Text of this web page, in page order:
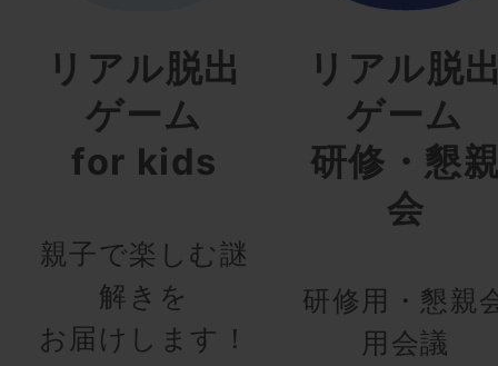
リアル脱出
ゲーム
for kids
親子で楽しむ謎
解きを
お届けします！
リアル脱
ゲーム
研修・懇
会
研修用・懇親
用会議